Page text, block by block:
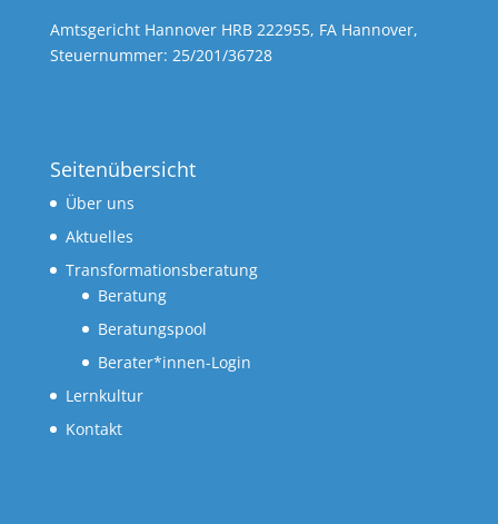
Amtsgericht Hannover HRB 222955, FA Hannover,
Steuernummer: 25/201/36728
Seitenübersicht
Über uns
Aktuelles
Transformationsberatung
Beratung
Beratungspool
Berater*innen-Login
Lernkultur
Kontakt